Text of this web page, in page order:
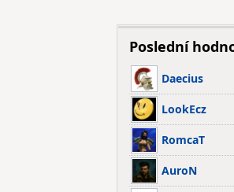
Poslední
Daecius
LookEcz
RomcaT
AuroN